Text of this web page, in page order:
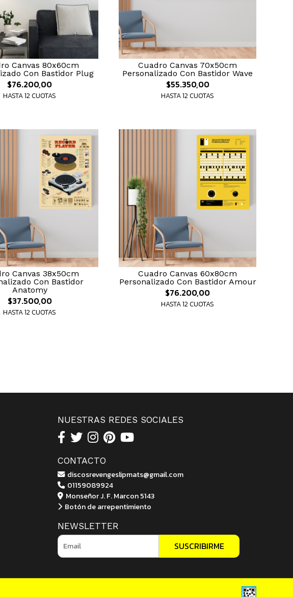
Canvas 80x60cm
Con Bastidor Plug
$76.200,00
HASTA 12 CUOTAS
Cuadro Canvas 70x50cm
Personalizado Con Bastidor Wave
$55.350,00
HASTA 12 CUOTAS
Canvas 38x50cm
Con Bastidor
Anatomy
$37.500,00
HASTA 12 CUOTAS
Cuadro Canvas 60x80cm
Personalizado Con Bastidor Amour
$76.200,00
HASTA 12 CUOTAS
NUESTRAS REDES SOCIALES
CONTACTO
discosrevengeslipmats@gmail.com
01159089924
Monseñor J. F. Marcon 5143
Botón de arrepentimiento
NEWSLETTER
SUSCRIBIRME